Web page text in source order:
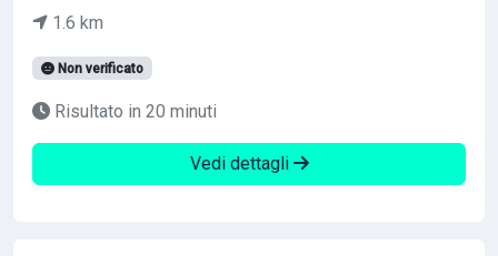
1.6 km
Non verificato
Risultato in 20 minuti
Vedi dettagli